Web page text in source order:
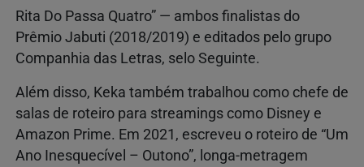
Rita Do Passa Quatro” — ambos finalistas do
Prêmio Jabuti (2018/2019) e editados pelo grupo
Companhia das Letras, selo Seguinte.
Além disso, Keka também trabalhou como chefe de
salas de roteiro para streamings como Disney e
Amazon Prime. Em 2021, escreveu o roteiro de “Um
Ano Inesquecível – Outono”, longa-metragem